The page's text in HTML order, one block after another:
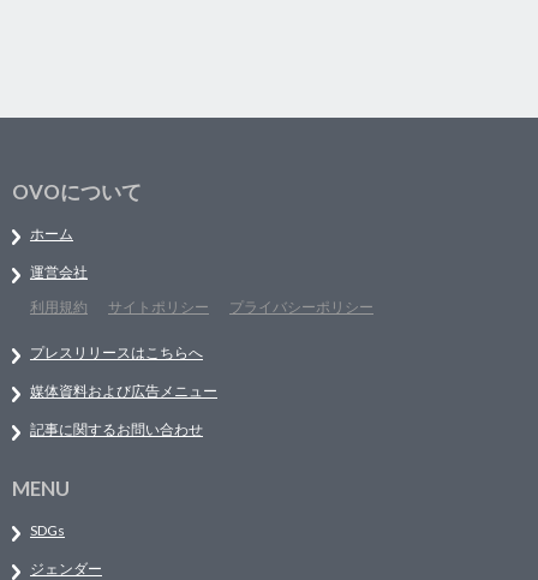
OVOについて
ホーム
運営会社
利用規約
サイトポリシー プライバシーポリシー
プレスリリースはこちらへ
媒体資料および広告メニュー
記事に関するお問い合わせ
MENU
SDGs
ジェンダー